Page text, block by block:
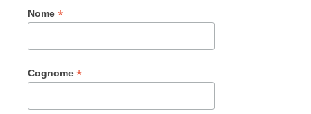
Nome *
Cognome *